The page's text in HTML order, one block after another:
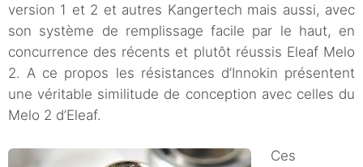
version 1 et 2 et autres Kangertech mais aussi, avec
son système de remplissage facile par le haut, en
concurrence des récents et plutôt réussis Eleaf Melo
2. A ce propos les résistances d’Innokin présentent
une véritable similitude de conception avec celles du
Melo 2 d’Eleaf.
Ces